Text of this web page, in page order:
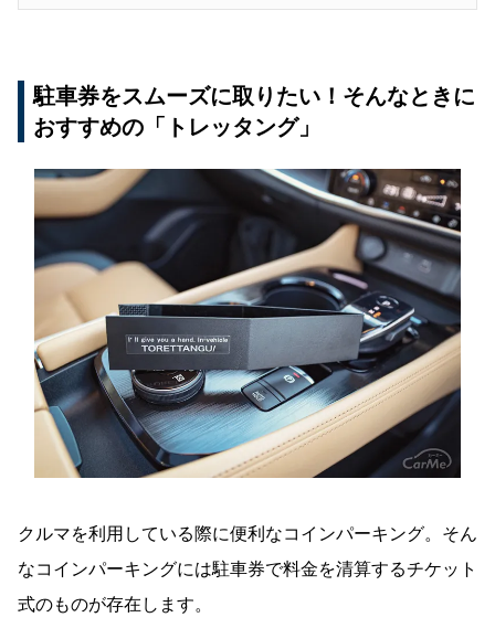
駐車券をスムーズに取りたい！そんなときに
おすすめの「トレッタング」
クルマを利用している際に便利なコインパーキング。そん
なコインパーキングには駐車券で料金を清算するチケット
式のものが存在します。